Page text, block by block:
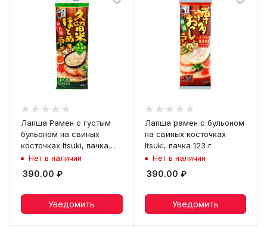
Лапша Рамен с густым
бульоном на свиных
косточках Itsuki, пачка
123 г
Нет в наличии
390.00 ₽
Уведомить
Лапша рамен с бульоном
на свиных косточках
Itsuki, пачка 123 г
Нет в наличии
390.00 ₽
Уведомить